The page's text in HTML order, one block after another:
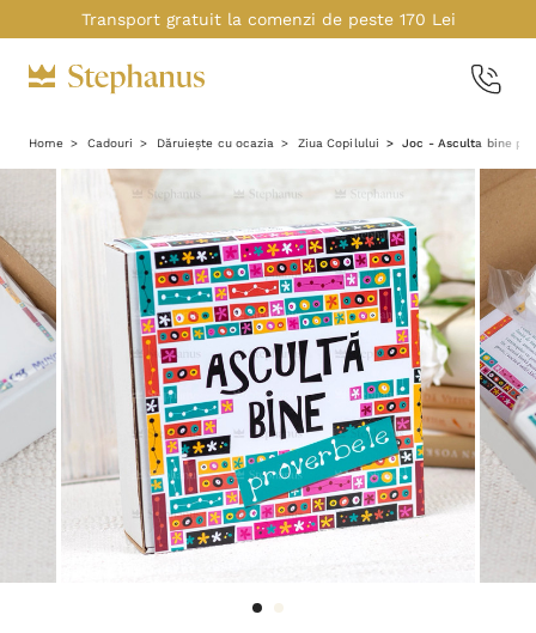
Transport gratuit la comenzi de peste 170 Lei
Home Cadouri Dăruiește cu ocazia Ziua Copilului Joc - Asculta bine